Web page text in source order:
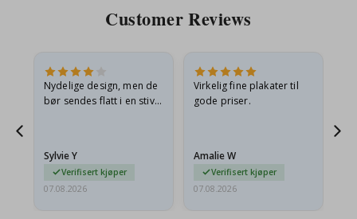
Customer Reviews
Nydelige design, men de
bør sendes flatt i en stiv
Sylvie Y
Verifisert kjøper
07.08.2026
Virkelig fine plakater til
gode priser.
Amalie W
Verifisert kjøper
07.08.2026